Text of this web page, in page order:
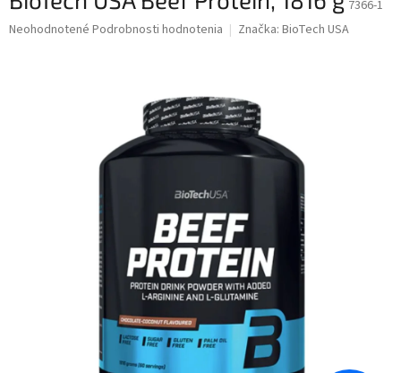
7366-1
Priemerné
Neohodnotené Podrobnosti hodnotenia Značka: BioTech USA